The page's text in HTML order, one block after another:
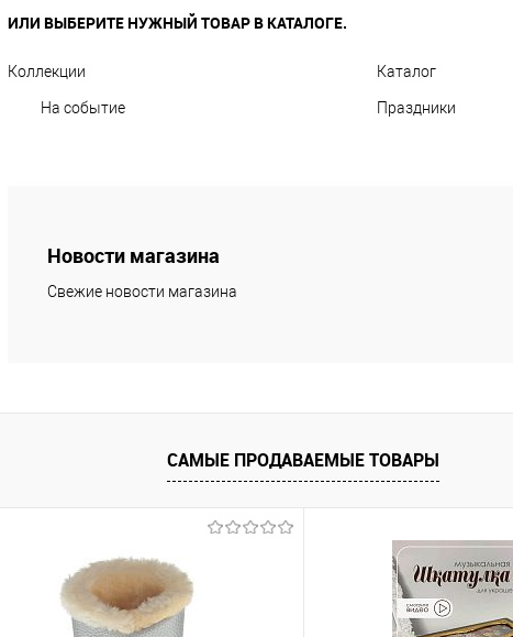
ИЛИ ВЫБЕРИТЕ НУЖНЫЙ ТОВАР В КАТАЛОГЕ.
Коллекции Каталог
На событие Праздники
Новости магазина
Свежие новости магазина
САМЫЕ ПРОДАВАЕМЫЕ ТОВАРЫ